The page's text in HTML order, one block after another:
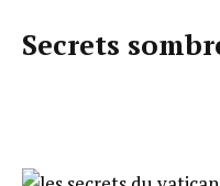
Secrets